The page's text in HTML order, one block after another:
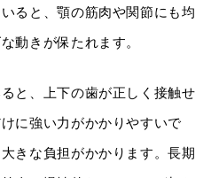
ると、顎の筋肉や関節にも均
動きが保たれます。
と、上下の歯が正しく接触せ
に強い力がかかりやすいで
きな負担がかかります。長期